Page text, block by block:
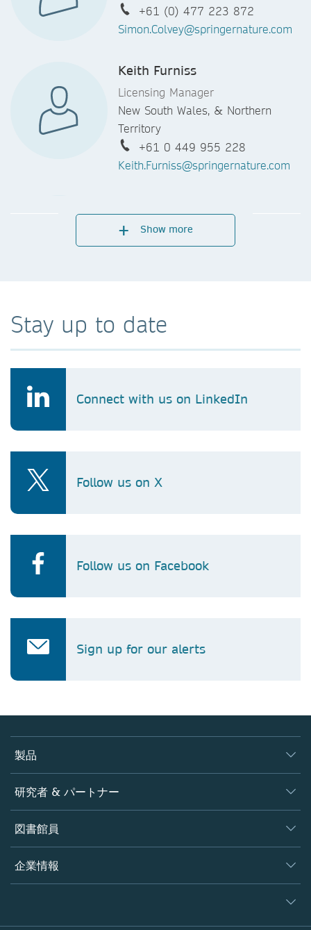
+61 (0) 477 223 872
Simon.Colvey@springernature.com
Keith Furniss
Licensing Manager
New South Wales, & Northern
Territory
+61 0 449 955 228
Keith.Furniss@springernature.com
National Licensing Manager
Aotearoa New Zealand
Will Jaye
William.Jaye@springernature.com
South Australia & Queensland
Show more
Stay up to date
Connect with us on LinkedIn
Follow us on X
Follow us on Facebook
Sign up for our alerts
製品
ジャーナル
書籍
プラットフォーム
研究者 & パートナー
著者
編集者
オープンサイエンス
図書館員
概要
製品
企業情報